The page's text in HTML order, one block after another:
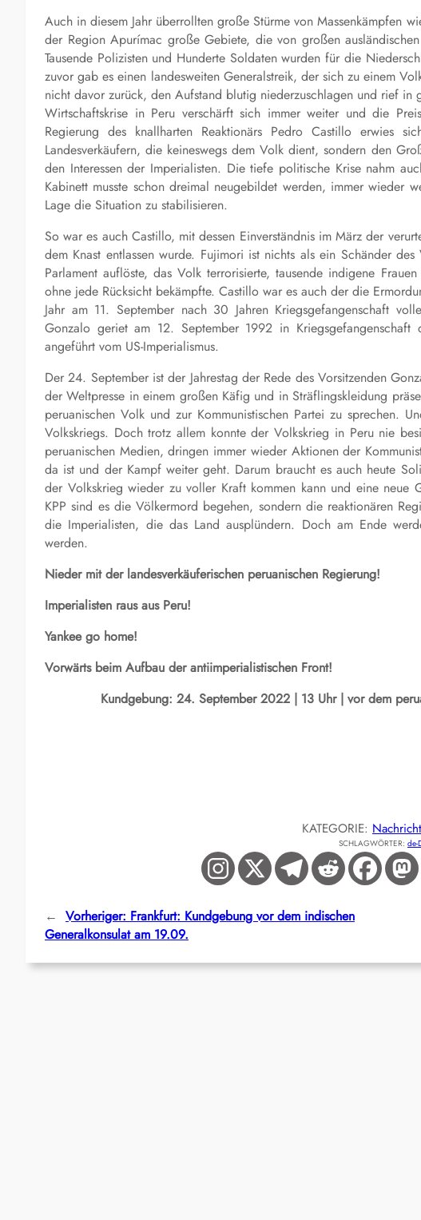
Auch in diesem Jahr überrollten große Stürme von Massenkämpfen
der Region Apurímac große Gebiete, die von großen
Tausende Polizisten und Hunderte Soldaten wurden für die
zuvor gab es einen landesweiten Generalstreik, der sich zu einem
nicht davor zurück, den Aufstand blutig niederzuschlagen und rief in
Wirtschaftskrise in Peru verschärft sich immer weiter und die
Regierung des knallharten Reaktionärs Pedro Castillo erwies
Landesverkäufern, die keineswegs dem Volk dient, sondern den
den Interessen der Imperialisten. Die tiefe politische Krise nahm
Kabinett musste schon dreimal neugebildet werden, immer wieder
Lage die Situation zu stabilisieren.
So war es auch Castillo, mit dessen Einverständnis im März der
dem Knast entlassen wurde. Fujimori ist nichts als ein Schänder
Parlament auflöste, das Volk terrorisierte, tausende indigene
ohne jede Rücksicht bekämpfte. Castillo war es auch der die
Jahr am 11. September nach 30 Jahren Kriegsgefangenschaft
Gonzalo geriet am 12. September 1992 in Kriegsgefangenschaft
angeführt vom US-Imperialismus.
Der 24. September ist der Jahrestag der Rede des Vorsitzenden
der Weltpresse in einem großen Käfig und in Sträflingskleidung
peruanischen Volk und zur Kommunistischen Partei zu sprechen.
Volkskriegs. Doch trotz allem konnte der Volkskrieg in Peru nie
peruanischen Medien, dringen immer wieder Aktionen der
da ist und der Kampf weiter geht. Darum braucht es auch heute
der Volkskrieg wieder zu voller Kraft kommen kann und eine neue
KPP sind es die Völkermord begehen, sondern die reaktionären
die Imperialisten, die das Land ausplündern. Doch am Ende
werden.
Nieder mit der landesverkäuferischen peruanischen Regierung!
Imperialisten raus aus Peru!
Yankee go home!
Vorwärts beim Aufbau der antiimperialistischen Front!
Kundgebung: 24. September 2022 | 13 Uhr | vor dem
KATEGORIE:
SCHLAGWÖRTER: de-
← Vorheriger: Frankfurt: Kundgebung vor dem indischen
Generalkonsulat am 19.09.